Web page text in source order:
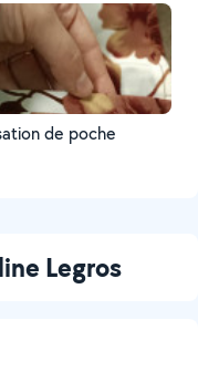
de poche
Legros